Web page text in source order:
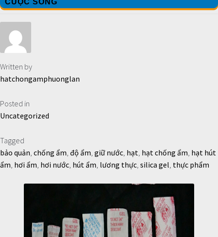
Written by
hatchongamphuonglan
Posted in
Uncategorized
Tagged
bảo quản, chống ẩm, độ ẩm, giữ nước, hạt, hạt chống ẩm, hạt hút
ẩm, hơi ẩm, hơi nước, hút ẩm, lương thực, silica gel, thực phẩm